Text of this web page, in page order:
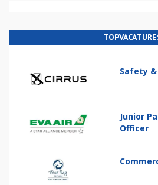
Safety
Junior
Officer